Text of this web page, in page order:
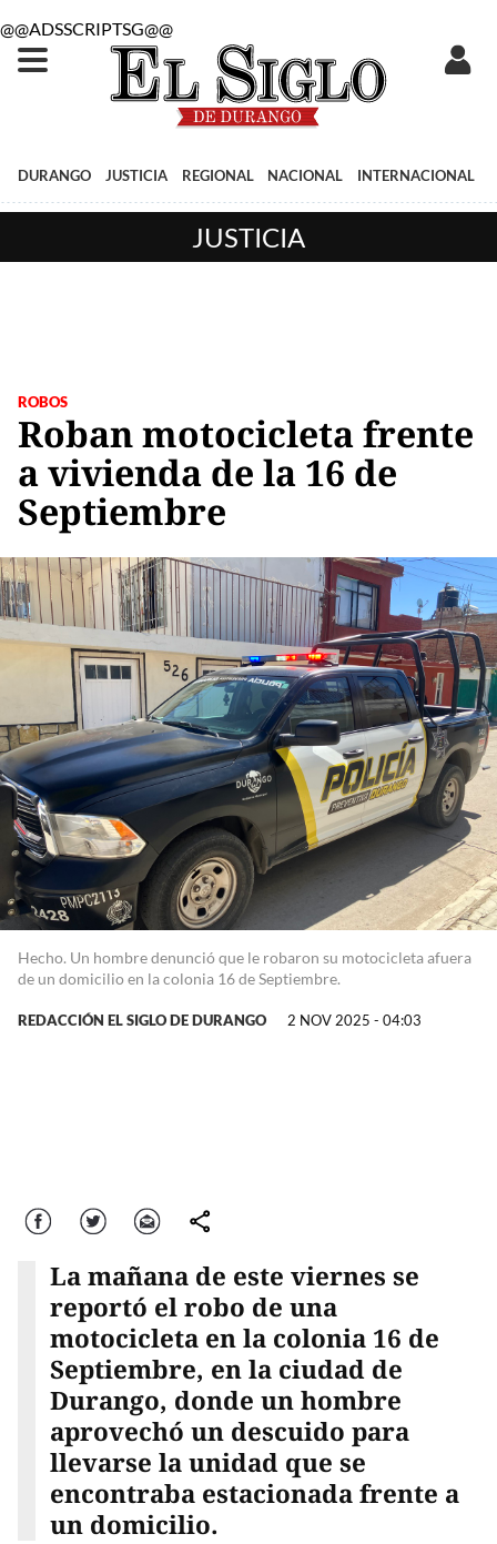
@@ADSSCRIPTSG@@
DURANGO JUSTICIA REGIONAL NACIONAL INTERNACIONAL
JUSTICIA
ROBOS
Roban motocicleta frente
a vivienda de la 16 de
Septiembre
Hecho. Un hombre denunció que le robaron su motocicleta afuera
de un domicilio en la colonia 16 de Septiembre.
REDACCIÓN EL SIGLO DE DURANGO 2 NOV 2025 - 04:03
Facebook Twitter Correo comparte
La mañana de este viernes se
reportó el robo de una
motocicleta en la colonia 16 de
Septiembre, en la ciudad de
Durango, donde un hombre
aprovechó un descuido para
llevarse la unidad que se
encontraba estacionada frente a
un domicilio.